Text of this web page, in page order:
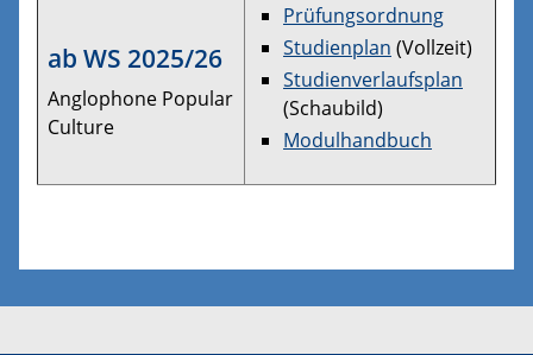
ab WS 2025/26
Anglophone Popular
Culture
Prüfungsordnung
Studienplan (Vollzeit)
Studienverlaufsplan
(Schaubild)
Modulhandbuch